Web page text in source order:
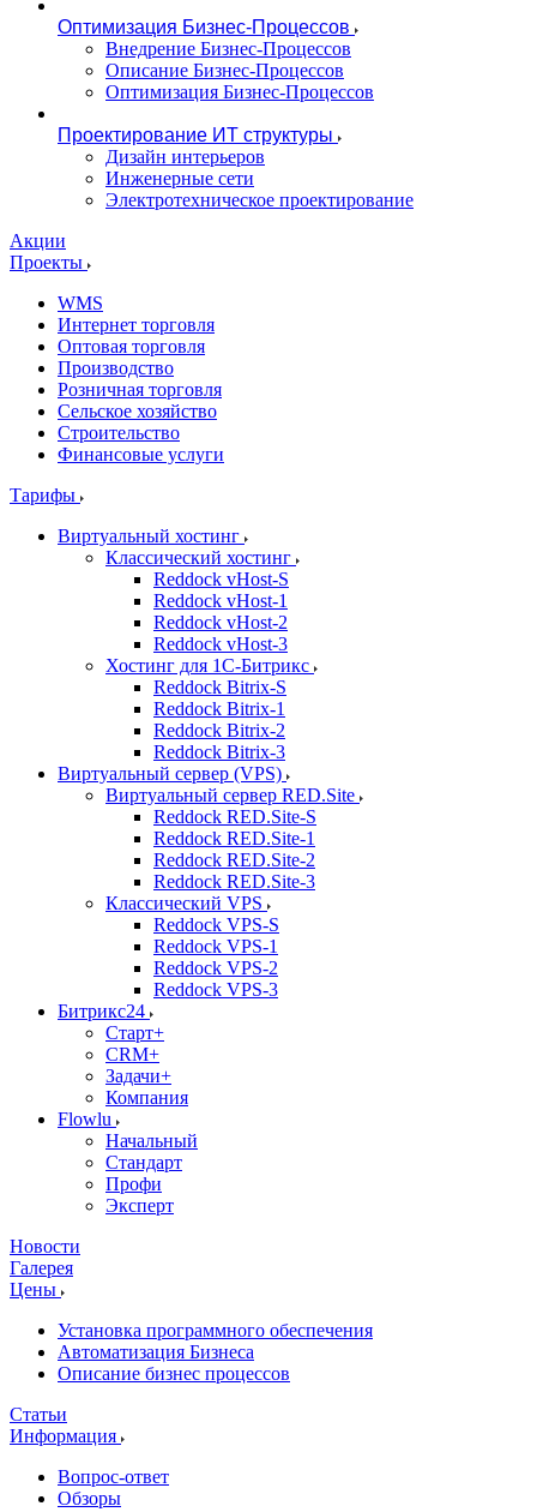
Оптимизация Бизнес-Процессов
Внедрение Бизнес-Процессов
Описание Бизнес-Процессов
Оптимизация Бизнес-Процессов
Проектирование ИТ структуры
Дизайн интерьеров
Инженерные сети
Электротехническое проектирование
Акции
Проекты
WMS
Интернет торговля
Оптовая торговля
Производство
Розничная торговля
Сельское хозяйство
Строительство
Финансовые услуги
Тарифы
Виртуальный хостинг
Классический хостинг
Reddock vHost-S
Reddock vHost-1
Reddock vHost-2
Reddock vHost-3
Хостинг для 1С-Битрикс
Reddock Bitrix-S
Reddock Bitrix-1
Reddock Bitrix-2
Reddock Bitrix-3
Виртуальный сервер (VPS)
Виртуальный сервер RED.Site
Reddock RED.Site-S
Reddock RED.Site-1
Reddock RED.Site-2
Reddock RED.Site-3
Классический VPS
Reddock VPS-S
Reddock VPS-1
Reddock VPS-2
Reddock VPS-3
Битрикс24
Старт+
CRM+
Задачи+
Компания
Flowlu
Начальный
Стандарт
Профи
Эксперт
Новости
Галерея
Цены
Установка программного обеспечения
Автоматизация Бизнеса
Описание бизнес процессов
Статьи
Информация
Вопрос-ответ
Обзоры